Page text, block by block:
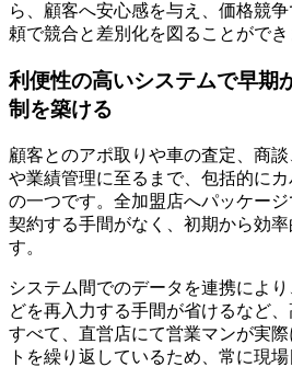
ら、 顧客へ安心感を与え、価格競
頼で競合と差別化を図る ことができ
利便性の高いシステムで早期
制を築ける
顧客とのアポ取りや車の査定、商
や業績管理に至るまで、包括的に
の一つです。全加盟店へパッケー
契約する手間がなく、初期から効
す。
システム間でのデータを連携によ
どを再入力する手間が省けるなど
すべて、直営店にて営業マンが実
トを繰り返しているため、 常に現